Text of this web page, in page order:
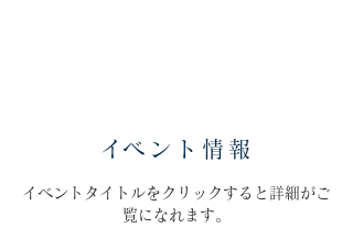
​イベント情報
​イベントタイトルをクリックすると詳細がご
覧になれます。